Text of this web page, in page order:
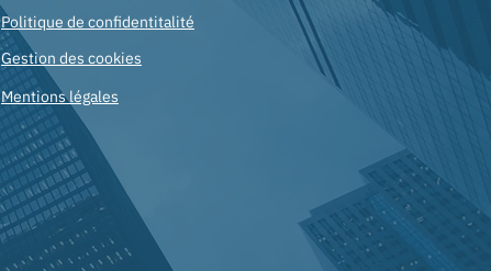
Politique de confidentitalité
Gestion des cookies
Mentions légales